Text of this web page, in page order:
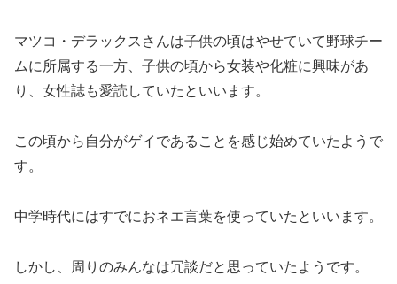
マツコ・デラックスさんは子供の頃はやせていて野球チー
ムに所属する一方、子供の頃から女装や化粧に興味があ
り、女性誌も愛読していたといいます。
この頃から自分がゲイであることを感じ始めていたようで
す。
中学時代にはすでにおネエ言葉を使っていたといいます。
しかし、周りのみんなは冗談だと思っていたようです。